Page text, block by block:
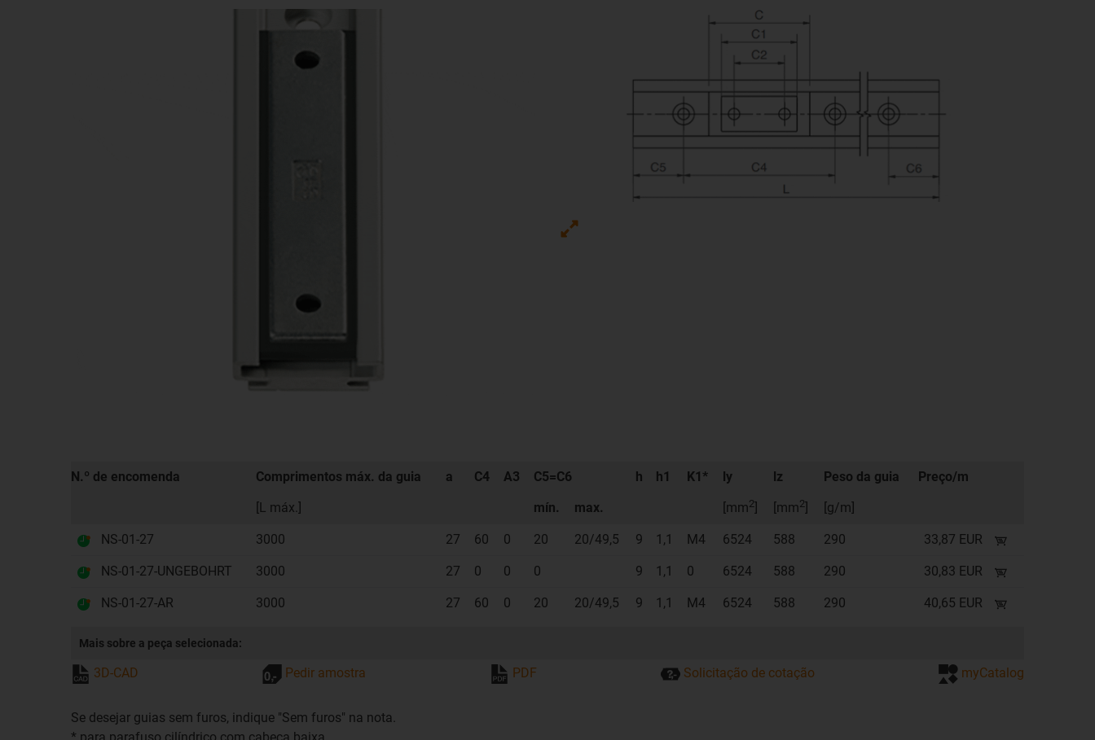
N.º de encomenda Comprimentos máx. da guia a C4 A3 C5=C6 h h1 K1* ly lz Peso da guia
Preço/m
[L máx.]
mín. max. [mm2] [mm2] [g/m]
NS-01-27 3000 27 60 0 20 20/49,5 9 1,1 M4 6524 588 290 33,87 EUR
NS-01-27-UNGEBOHRT 3000 27 0 0 0 9 1,1 0 6524 588 290 30,83 EUR
NS-01-27-AR 3000 27 60 0 20 20/49,5 9 1,1 M4 6524 588 290 40,65 EUR
Mais sobre a peça selecionada:
3D-CAD Pedir amostra PDF Solicitação de cotação myCatalog
Se desejar guias sem furos, indique "Sem furos" na nota.